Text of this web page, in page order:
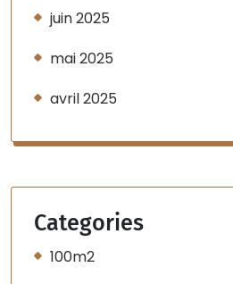
juin 2025
mai 2025
avril 2025
Categories
100m2